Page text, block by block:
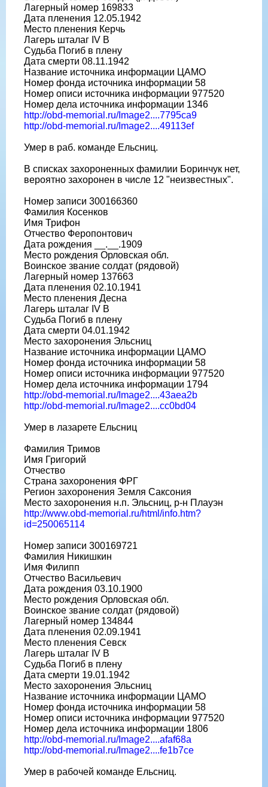
Лагерный номер 169833
Дата пленения 12.05.1942
Место пленения Керчь
Лагерь шталаг IV B
Судьба Погиб в плену
Дата смерти 08.11.1942
Название источника информации ЦАМО
Номер фонда источника информации 58
Номер описи источника информации 977520
Номер дела источника информации 1346
http://obd-memorial.ru/Image2....7795ca9
http://obd-memorial.ru/Image2....49113ef
Умер в раб. команде Ельсниц.
В списках захороненных фамилии Боринчук нет,
вероятно захоронен в числе 12 "неизвестных".
Номер записи 300166360
Фамилия Косенков
Имя Трифон
Отчество Феропонтович
Дата рождения __.__.1909
Место рождения Орловская обл.
Воинское звание солдат (рядовой)
Лагерный номер 137663
Дата пленения 02.10.1941
Место пленения Десна
Лагерь шталаг IV B
Судьба Погиб в плену
Дата смерти 04.01.1942
Место захоронения Эльсниц
Название источника информации ЦАМО
Номер фонда источника информации 58
Номер описи источника информации 977520
Номер дела источника информации 1794
http://obd-memorial.ru/Image2....43aea2b
http://obd-memorial.ru/Image2....cc0bd04
Умер в лазарете Ельсниц
Фамилия Тримов
Имя Григорий
Отчество
Страна захоронения ФРГ
Регион захоронения Земля Саксония
Место захоронения н.п. Эльсниц, р-н Плауэн
http://www.obd-memorial.ru/html/info.htm?
id=250065114
Номер записи 300169721
Фамилия Никишкин
Имя Филипп
Отчество Васильевич
Дата рождения 03.10.1900
Место рождения Орловская обл.
Воинское звание солдат (рядовой)
Лагерный номер 134844
Дата пленения 02.09.1941
Место пленения Севск
Лагерь шталаг IV B
Судьба Погиб в плену
Дата смерти 19.01.1942
Место захоронения Эльсниц
Название источника информации ЦАМО
Номер фонда источника информации 58
Номер описи источника информации 977520
Номер дела источника информации 1806
http://obd-memorial.ru/Image2....afaf68a
http://obd-memorial.ru/Image2....fe1b7ce
Умер в рабочей команде Ельсниц.